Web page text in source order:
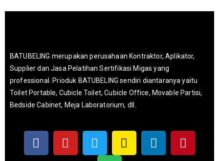
BATUBELING merupakan perusahaan Kontraktor, Aplikator,
Supplier dan Jasa Pelatihan Sertifikasi Migas yang
professional. Prioduk BATUBELING sendiri diantaranya yaitu
Toilet Portable, Cubicle Toilet, Cubicle Office, Movable Partisi,
Bedside Cabinet, Meja Laboratorium, dll.